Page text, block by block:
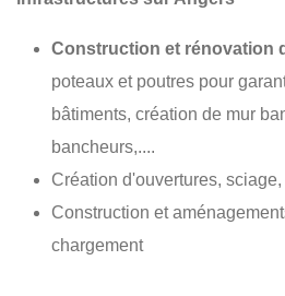
Construction et rénovation
poteaux et poutres pour
bâtiments, création de mur
bancheurs,....
Création d'ouvertures, sciage,
Construction et
chargement